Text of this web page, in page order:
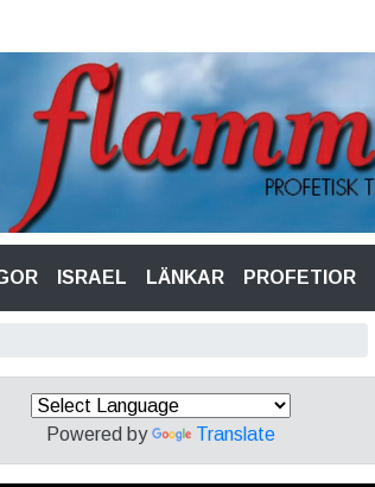
ISRAEL LÄNKAR PROFETIOR
Powered by Translate